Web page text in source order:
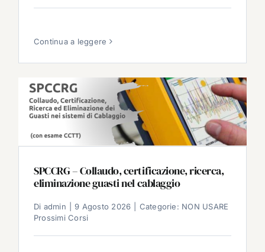
Continua a leggere
SPCCRG – Collaudo, certificazione, ricerca,
eliminazione guasti nel cablaggio
Di admin 9 Agosto 2026 Categorie: NON USARE
Prossimi Corsi